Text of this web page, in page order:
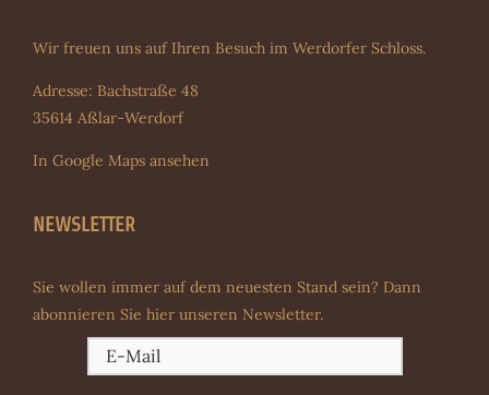
Wir freuen uns auf Ihren Besuch im Werdorfer Schloss.
Adresse: Bachstraße 48
35614 Aßlar-Werdorf
In Google Maps ansehen
NEWSLETTER
Sie wollen immer auf dem neuesten Stand sein? Dann
abonnieren Sie hier unseren Newsletter.